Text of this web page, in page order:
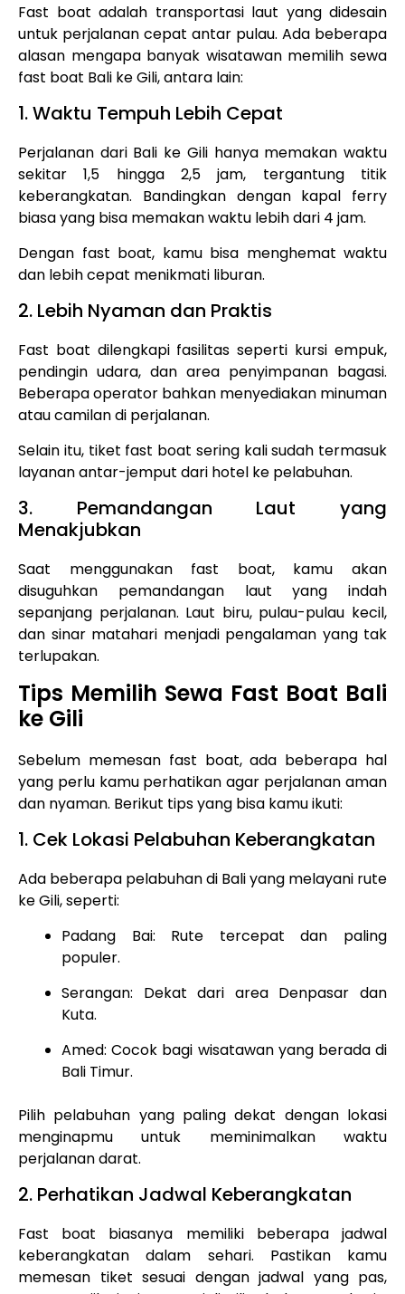
Fast boat adalah transportasi laut yang didesain
untuk perjalanan cepat antar pulau. Ada beberapa
alasan mengapa banyak wisatawan memilih sewa
fast boat Bali ke Gili, antara lain:
1. Waktu Tempuh Lebih Cepat
Perjalanan dari Bali ke Gili hanya memakan waktu
sekitar 1,5 hingga 2,5 jam, tergantung titik
keberangkatan. Bandingkan dengan kapal ferry
biasa yang bisa memakan waktu lebih dari 4 jam.
Dengan fast boat, kamu bisa menghemat waktu
dan lebih cepat menikmati liburan.
2. Lebih Nyaman dan Praktis
Fast boat dilengkapi fasilitas seperti kursi empuk,
pendingin udara, dan area penyimpanan bagasi.
Beberapa operator bahkan menyediakan minuman
atau camilan di perjalanan.
Selain itu, tiket fast boat sering kali sudah termasuk
layanan antar-jemput dari hotel ke pelabuhan.
3. Pemandangan Laut yang
Menakjubkan
Saat menggunakan fast boat, kamu akan
disuguhkan pemandangan laut yang indah
sepanjang perjalanan. Laut biru, pulau-pulau kecil,
dan sinar matahari menjadi pengalaman yang tak
terlupakan.
Tips Memilih Sewa Fast Boat Bali
ke Gili
Sebelum memesan fast boat, ada beberapa hal
yang perlu kamu perhatikan agar perjalanan aman
dan nyaman. Berikut tips yang bisa kamu ikuti:
1. Cek Lokasi Pelabuhan Keberangkatan
Ada beberapa pelabuhan di Bali yang melayani rute
ke Gili, seperti:
Padang Bai: Rute tercepat dan paling
populer.
Serangan: Dekat dari area Denpasar dan
Kuta.
Amed: Cocok bagi wisatawan yang berada di
Bali Timur.
Pilih pelabuhan yang paling dekat dengan lokasi
menginapmu untuk meminimalkan waktu
perjalanan darat.
2. Perhatikan Jadwal Keberangkatan
Fast boat biasanya memiliki beberapa jadwal
keberangkatan dalam sehari. Pastikan kamu
memesan tiket sesuai dengan jadwal yang pas,